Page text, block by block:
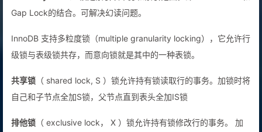
Gap Lock的结合。可解决幻读问题。
InnoDB 支持多粒度锁（multiple granularity locking），它允许行
级锁与表级锁共存，而意向锁就是其中的一种表锁。
共享锁 （ shared lock, S ）锁允许持有锁读取行的事务。加锁时将
自己和子节点全加S锁，父节点直到表头全加IS锁
排他锁 （ exclusive lock， X ）锁允许持有锁修改行的事务。 加